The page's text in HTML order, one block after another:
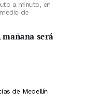
a minuto, en
de
será
de Medellín